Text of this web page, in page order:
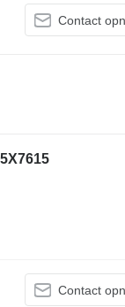
Contact
Contact